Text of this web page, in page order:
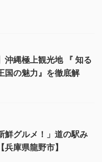
沖縄極上観光地 『 知る
国の魅力』を徹底解
鮮グルメ！」道の駅み
庫県龍野市】